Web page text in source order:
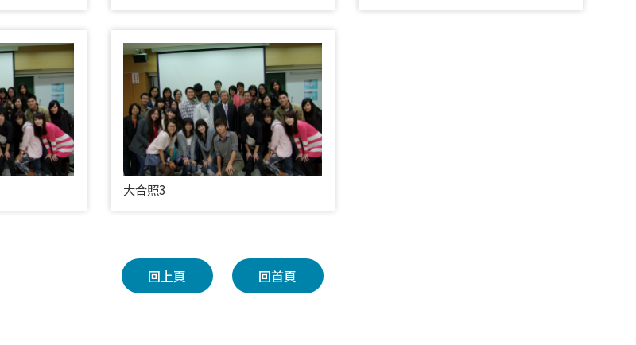
大合照3
回上頁 回首頁